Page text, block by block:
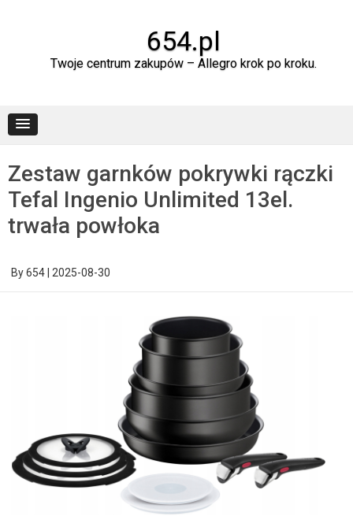
654.pl
Twoje centrum zakupów – Allegro krok po kroku.
Zestaw garnków pokrywki rączki
Tefal Ingenio Unlimited 13el.
trwała powłoka
By654 2025-08-30